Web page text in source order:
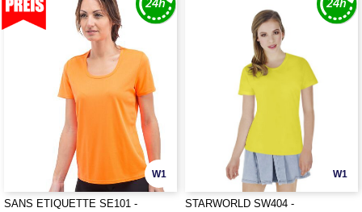
W1
SANS ETIQUETTE SE101 -
W1
STARWORLD SW404 -